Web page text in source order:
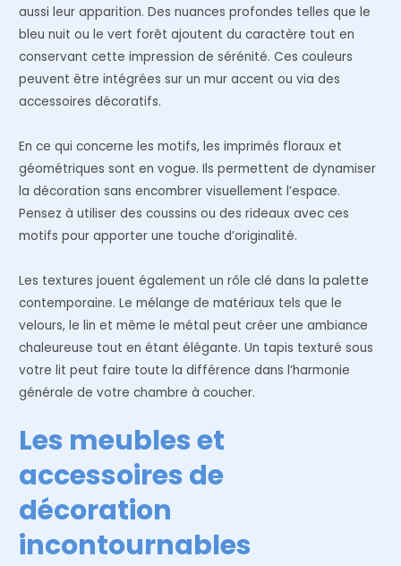
aussi leur apparition. Des nuances profondes telles que le
bleu nuit ou le vert forêt ajoutent du caractère tout en
conservant cette impression de sérénité. Ces couleurs
peuvent être intégrées sur un mur accent ou via des
accessoires décoratifs.
En ce qui concerne les motifs, les imprimés floraux et
géométriques sont en vogue. Ils permettent de dynamiser
la décoration sans encombrer visuellement l’espace.
Pensez à utiliser des coussins ou des rideaux avec ces
motifs pour apporter une touche d’originalité.
Les textures jouent également un rôle clé dans la palette
contemporaine. Le mélange de matériaux tels que le
velours, le lin et même le métal peut créer une ambiance
chaleureuse tout en étant élégante. Un tapis texturé sous
votre lit peut faire toute la différence dans l’harmonie
générale de votre chambre à coucher.
Les meubles et
accessoires de
décoration
incontournables